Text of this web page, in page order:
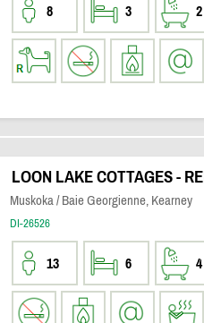
8 3 2
LOON LAKE COTTAGES -
Muskoka / Baie Georgienne, Kearney
DI-26526
13 6 4